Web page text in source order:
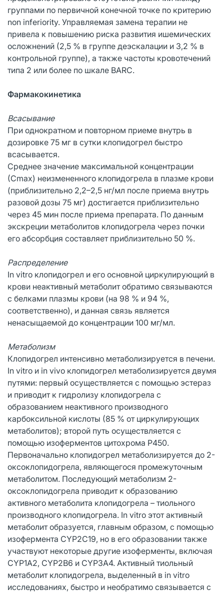
группами по первичной конечной точке по критерию
non inferiority. Управляемая замена терапии не
привела к повышению риска развития ишемических
осложнений (2,5 % в группе деэскалации и 3,2 % в
контрольной группе), а также частоты кровотечений
типа 2 или более по шкале BARC.
Фармакокинетика
Всасывание
При однократном и повторном приеме внутрь в
дозировке 75 мг в сутки клопидогрел быстро
всасывается.
Среднее значение максимальной концентрации
(Сmax) неизмененного клопидогрела в плазме крови
(приблизительно 2,2–2,5 нг/мл после приема внутрь
разовой дозы 75 мг) достигается приблизительно
через 45 мин после приема препарата. По данным
экскреции метаболитов клопидогрела через почки
его абсорбция составляет приблизительно 50 %.
Распределение
In vitro клопидогрел и его основной циркулирующий в
крови неактивный метаболит обратимо связываются
с белками плазмы крови (на 98 % и 94 %,
соответственно), и данная связь является
ненасыщаемой до концентрации 100 мг/мл.
Метаболизм
Клопидогрел интенсивно метаболизируется в печени.
In vitro и in vivo клопидогрел метаболизируется двумя
путями: первый осуществляется с помощью эстераз
и приводит к гидролизу клопидогрела с
образованием неактивного производного
карбоксильной кислоты (85 % от циркулирующих
метаболитов); второй путь осуществляется с
помощью изоферментов цитохрома Р450.
Первоначально клопидогрел метаболизируется до 2-
оксоклопидогрела, являющегося промежуточным
метаболитом. Последующий метаболизм 2-
оксоклопидогрела приводит к образованию
активного метаболита клопидогрела – тиольного
производного клопидогрела. In vitro этот активный
метаболит образуется, главным образом, с помощью
изофермента СYР2С19, но в его образовании также
участвуют некоторые другие изоферменты, включая
СYР1А2, СYР2В6 и СYРЗА4. Активный тиольный
метаболит клопидогрела, выделенный в in vitro
исследованиях, быстро и необратимо связывается с